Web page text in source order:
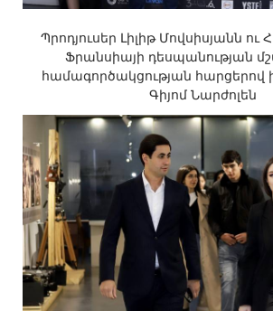
Պրոդյուսեր Լիլիթ Մովսիսյանն
Ֆրանսիայի դեսպանության
համագործակցության
Գիյոմ Նարժոլեն